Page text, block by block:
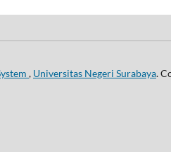
, Universitas Negeri Surabaya.